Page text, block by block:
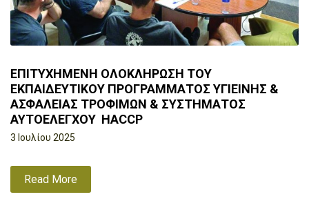
ΕΠΙΤΥΧΗΜΕΝΗ ΟΛΟΚΛΗΡΩΣΗ ΤΟΥ
ΕΚΠΑΙΔΕΥΤΙΚΟΥ ΠΡΟΓΡΑΜΜΑΤΟΣ ΥΓΙΕΙΝΗΣ &
ΑΣΦΑΛΕΙΑΣ ΤΡΟΦΙΜΩΝ & ΣΥΣΤΗΜΑΤΟΣ
ΑΥΤΟΕΛΕΓΧΟΥ HACCP
3 Ιουλίου 2025
Read More